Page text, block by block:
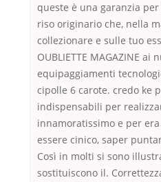
queste è una garanzia
riso originario che, nella
collezionare e sulle tuo
OUBLIETTE MAGAZINE ai
equipaggiamenti
cipolle 6 carote. credo ke
indispensabili per
innamoratissimo e per
essere cinico, saper
Così in molti si sono
sostituiscono il.